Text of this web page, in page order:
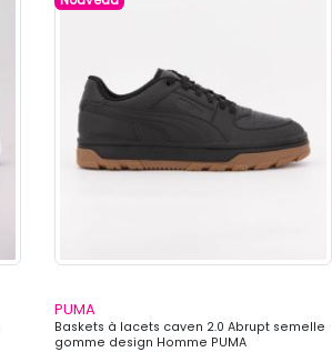
PUMA
Baskets à lacets caven 2.0 Abrupt semelle
gomme design Homme PUMA